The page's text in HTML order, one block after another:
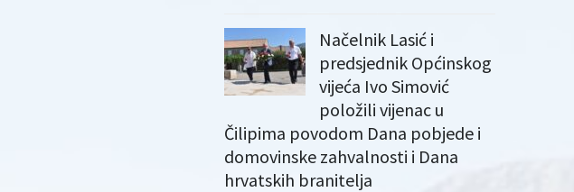
Načelnik Lasić i
predsjednik Općinskog
vijeća Ivo Simović
položili vijenac u
Čilipima povodom Dana pobjede i
domovinske zahvalnosti i Dana
hrvatskih branitelja